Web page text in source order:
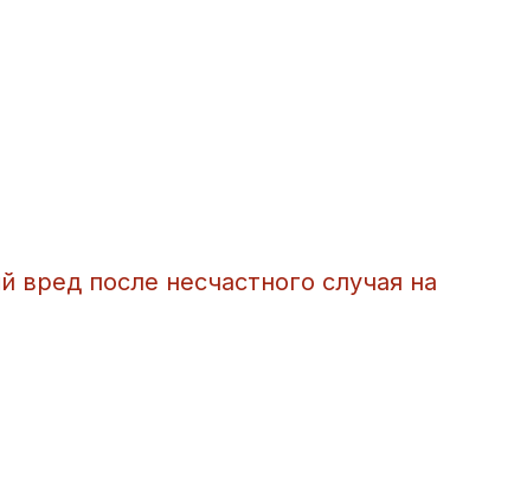
вред после несчастного случая на